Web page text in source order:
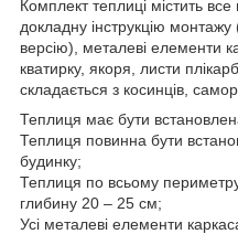
Комплект теплиці містить
докладну інструкцію
версію), металеві елементи
кватирку, якоря, листи
складається з косинців,
Теплиця має бути
Теплиця повинна бути
будинку;
Теплиця по всьому
глибину 20 – 25 см;
Усі металеві елементи